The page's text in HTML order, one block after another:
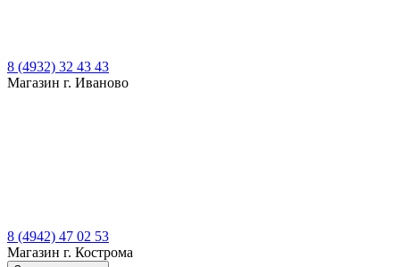
8 (4932) 32 43 43
Магазин г. Иваново
8 (4942) 47 02 53
Магазин г. Кострома